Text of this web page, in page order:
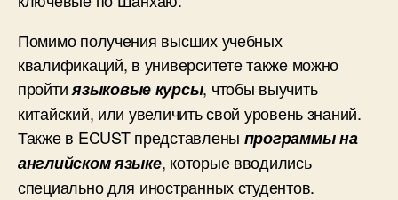
Помимо получения высших учебных
квалификаций, в университете также можно
пройтиязыковые курсы, чтобы выучить
китайский, или увеличить свой уровень знаний.
Также в ECUST представлены программы на
английском языке, которые вводились
специально для иностранных студентов.